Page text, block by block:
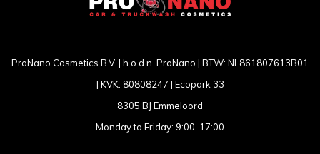
ProNano Cosmetics B.V. | h.o.d.n. ProNano | BTW: NL861807613B01
| KVK: 80808247 | Ecopark 33
8305 BJ Emmeloord
Monday to Friday: 9:00-17:00